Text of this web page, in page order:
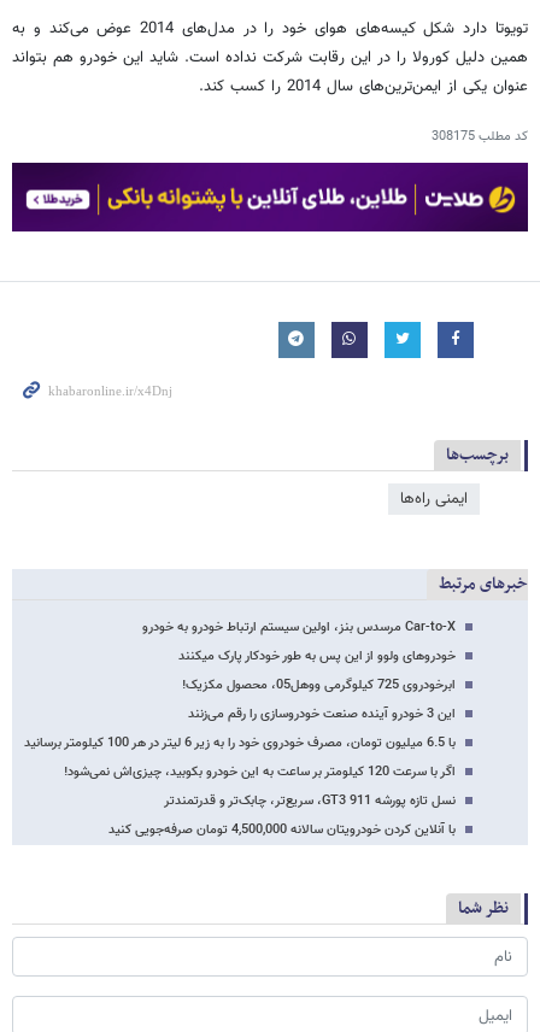
تویوتا دارد شکل کیسه‌های هوای خود را در مدل‌های 2014 عوض می‌کند و به
همین دلیل کورولا را در این رقابت شرکت نداده است. شاید این خودرو هم بتواند
عنوان یکی از ایمن‌ترین‌های سال 2014 را کسب کند.
کد مطلب308175
برچسب‌ها
ایمنی راه‌ها
خبرهای مرتبط
Car-to-X مرسدس بنز، اولین سیستم ارتباط خودرو به خودرو
خودروهای ولوو از این پس به طور خودکار پارک می‎کنند
ابرخودروی 725 کیلوگرمی ووهل05، محصول مکزیک!
این 3 خودرو آینده صنعت خودروسازی را رقم می‌زنند
با 6.5 میلیون تومان، مصرف خودروی خود را به زیر 6 لیتر در هر 100 کیلومتر برسانید
اگر با سرعت 120 کیلومتر بر ساعت به این خودرو بکوبید، چیزی‌اش نمی‌شود!
نسل تازه پورشه GT3 911، سریع‌تر، چابک‌تر و قدرتمندتر
با آنلاین کردن خودرویتان سالانه 4,500,000 تومان صرفه‌جویی کنید
نظر شما